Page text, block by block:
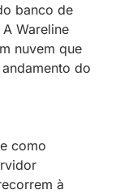
banco de
Wareline
nuvem que
do
como
à